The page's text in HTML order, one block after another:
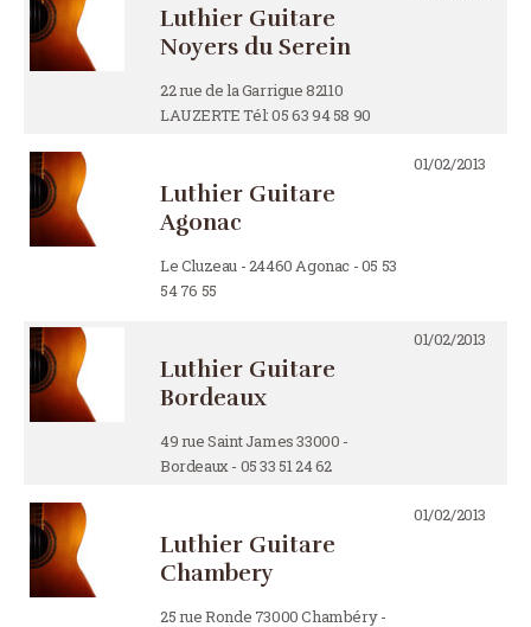
Luthier Guitare
Noyers du Serein
22 rue de la Garrigue 82110
LAUZERTE Tél: 05 63 94 58 90
Luthier Guitare
Agonac
Le Cluzeau - 24460 Agonac - 05 53
54 76 55
01/02/2013
Luthier Guitare
Bordeaux
49 rue Saint James 33000 -
Bordeaux - 05 33 51 24 62
01/02/2013
Luthier Guitare
Chambery
25 rue Ronde 73000 Chambéry -
01/02/2013